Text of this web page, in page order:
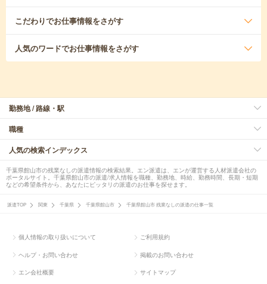
こだわりでお仕事情報をさがす
人気のワードでお仕事情報をさがす
勤務地 / 路線・駅
職種
人気の検索インデックス
千葉県館山市の残業なしの派遣情報の検索結果。エン派遣は、エンが運営する人材派遣会社の
ポータルサイト。千葉県館山市の派遣/求人情報を職種、勤務地、時給、勤務時間、長期・短期
などの希望条件から、あなたにピッタリの派遣のお仕事を探せます。
派遣TOP 関東 千葉県 千葉県館山市 千葉県館山市 残業なしの派遣の仕事一覧
個人情報の取り扱いについて ご利用規約
ヘルプ・お問い合わせ 掲載のお問い合わせ
エン会社概要 サイトマップ